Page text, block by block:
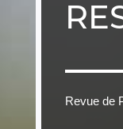
Revue de